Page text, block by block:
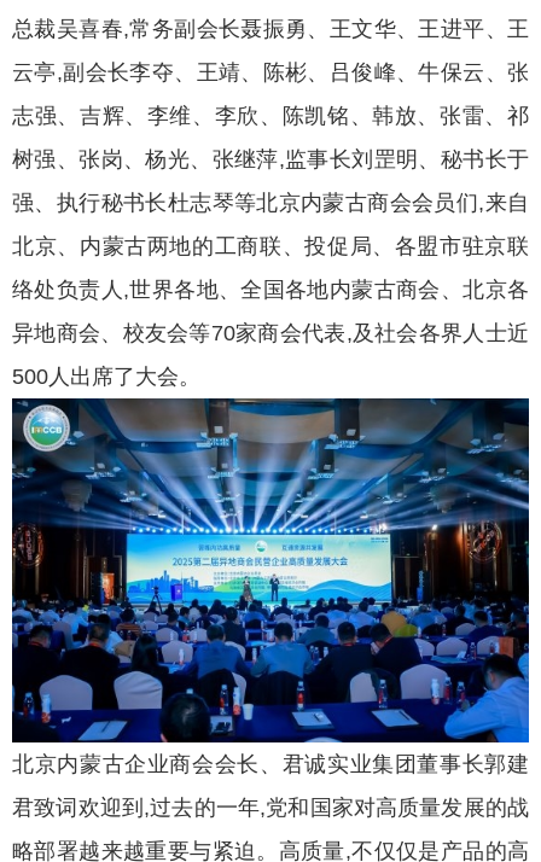
总裁吴喜春,常务副会长聂振勇、王文华、王进平、王
云亭,副会长李夺、王靖、陈彬、吕俊峰、牛保云、张
志强、吉辉、李维、李欣、陈凯铭、韩放、张雷、祁
树强、张岗、杨光、张继萍,监事长刘罡明、秘书长于
强、执行秘书长杜志琴等北京内蒙古商会会员们,来自
北京、内蒙古两地的工商联、投促局、各盟市驻京联
络处负责人,世界各地、全国各地内蒙古商会、北京各
异地商会、校友会等70家商会代表,及社会各界人士近
500人出席了大会。
北京内蒙古企业商会会长、君诚实业集团董事长郭建
君致词欢迎到,过去的一年,党和国家对高质量发展的战
略部署越来越重要与紧迫。高质量,不仅仅是产品的高